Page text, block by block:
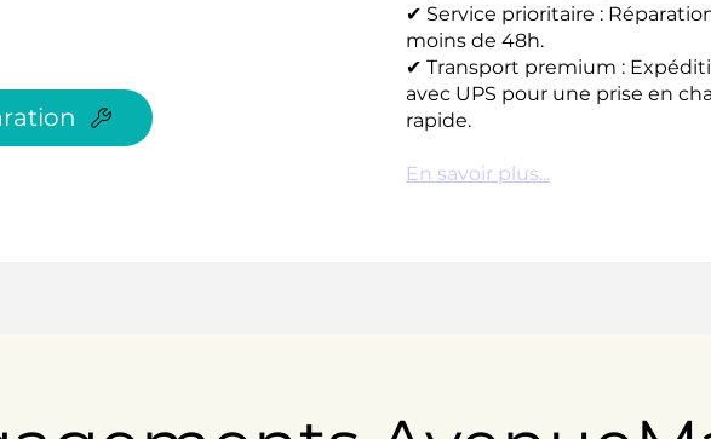
✔ Service prioritaire :
moins de 48h.
✔ Transport premium :
avec UPS pour une prise en
rapide.
En savoir plus...